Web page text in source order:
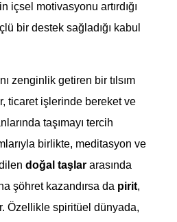
içsel motivasyonu artırdığı
bir destek sağladığı kabul
zenginlik getiren bir tılsım
ticaret işlerinde bereket ve
taşımayı tercih
birlikte, meditasyon ve
doğal taşlararasında
şöhret kazandırsa da pirit,
Özellikle spiritüel dünyada,